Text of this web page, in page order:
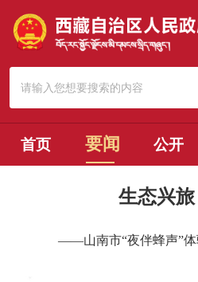
首页 要闻 公开
生态兴
——山南市“夜伴蜂声”体